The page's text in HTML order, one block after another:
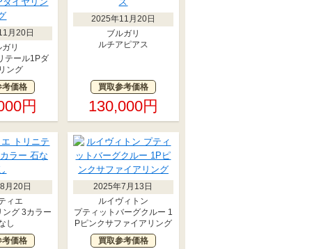
月20日
リ
テール1Pダ
ング
考価格
円
2025年11月20日
ブルガリ
ルチアピアス
買取参考価格
130,000円
月20日
ィエ
グ 3カラー
し
考価格
2025年7月13日
ルイヴィトン
プティットバーグクルー 1
Pピンクサファイアリング
買取参考価格